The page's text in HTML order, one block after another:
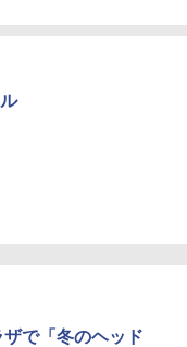
で「冬のヘッド